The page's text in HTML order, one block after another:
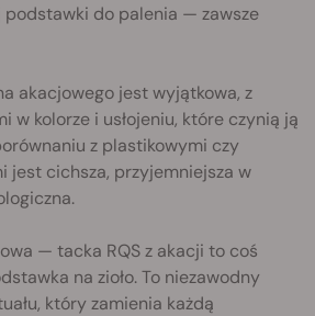
do palenia — zawsze
akacjowego jest wyjątkowa, z
w kolorze i usłojeniu, które czynią ją
z plastikowymi czy
jest cichsza, przyjemniejsza w
— tacka RQS z akacji to coś
na zioło. To niezawodny
który zamienia każdą